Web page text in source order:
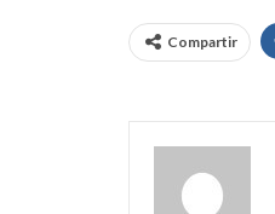
Compartir